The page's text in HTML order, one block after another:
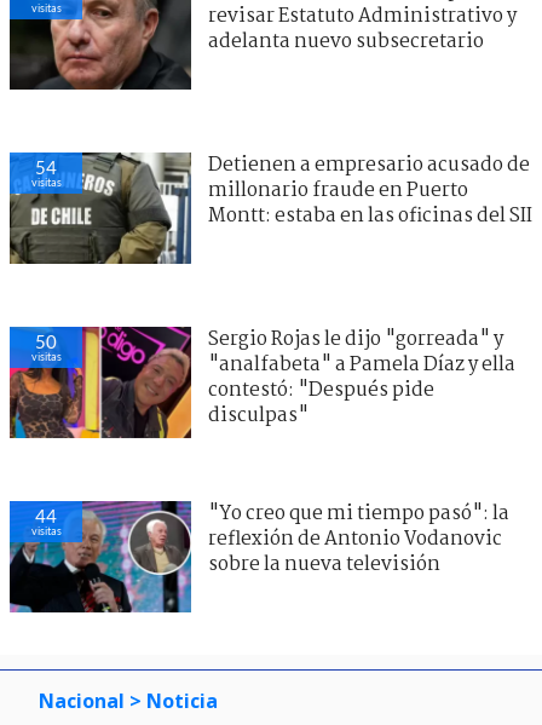
visitas
revisar Estatuto Administrativo y
adelanta nuevo subsecretario
54
visitas
Detienen a empresario acusado de
millonario fraude en Puerto
Montt: estaba en las oficinas del SII
50
visitas
Sergio Rojas le dijo "gorreada" y
"analfabeta" a Pamela Díaz y ella
contestó: "Después pide
disculpas"
44
visitas
"Yo creo que mi tiempo pasó": la
reflexión de Antonio Vodanovic
sobre la nueva televisión
Nacional > Noticia